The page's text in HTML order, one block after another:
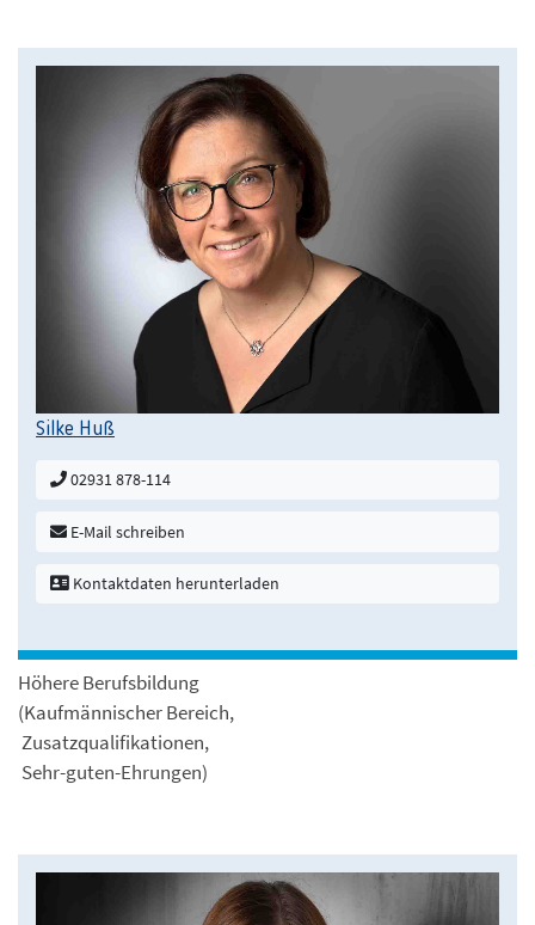
Silke Huß
02931 878-114
E-Mail schreiben
Kontaktdaten herunterladen
Höhere Berufsbildung
(Kaufmännischer Bereich,
Zusatzqualifikationen,
Sehr-guten-Ehrungen)